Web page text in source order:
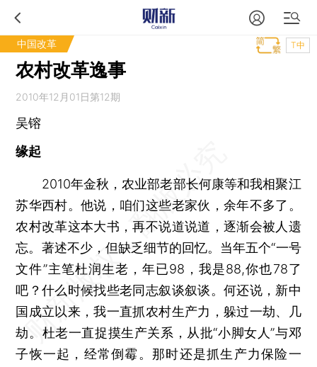
中国改革 T中
农村改革逸事
2010年12月01日第12期
吴镕
缘起
2010年金秋，农业部老部长何康等和我相聚江
苏华西村。他说，咱们这些老家伙，余年不多了。
农村改革这本大书，再不说道说道，逐渐会被人遗
忘。著述不少，但缺乏细节的回忆。当年五个“一号
文件”主笔杜润生老，年已98，我是88,你也78了
吧？什么时候找些老同志叙谈叙谈。何还说，新中
国成立以来，我一直抓农村生产力，躲过一劫、几
劫。杜老一直捉摸生产关系，从批“小脚女人”与邓
子恢一起，经常倒霉。那时还是抓生产力保险一